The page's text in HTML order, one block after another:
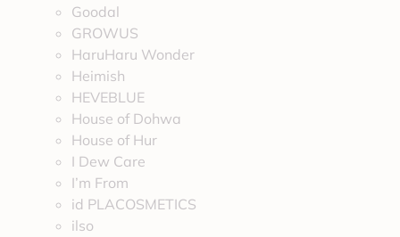
Goodal
GROWUS
HaruHaru Wonder
Heimish
HEVEBLUE
House of Dohwa
House of Hur
I Dew Care
I’m From
id PLACOSMETICS
ilso